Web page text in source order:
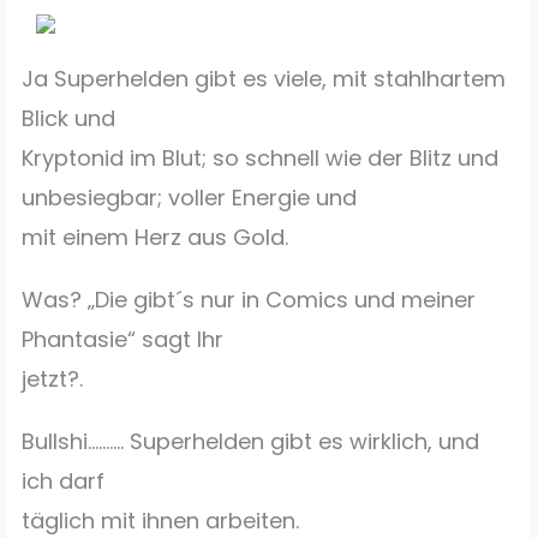
Ja Superhelden gibt es viele, mit stahlhartem
Blick und
Kryptonid im Blut; so schnell wie der Blitz und
unbesiegbar; voller Energie und
mit einem Herz aus Gold.
Was? „Die gibt´s nur in Comics und meiner
Phantasie“ sagt Ihr
jetzt?.
Bullshi………. Superhelden gibt es wirklich, und
ich darf
täglich mit ihnen arbeiten.